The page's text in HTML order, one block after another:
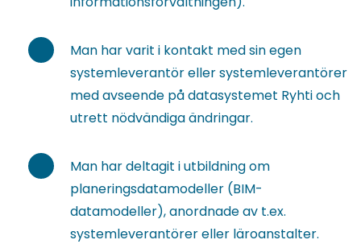
Man har varit i kontakt med sin egen
systemleverantör eller systemleverantörer
med avseende på datasystemet Ryhti och
utrett nödvändiga ändringar.
Man har deltagit i utbildning om
planeringsdatamodeller (BIM-
datamodeller), anordnade av t.ex.
systemleverantörer eller läroanstalter.